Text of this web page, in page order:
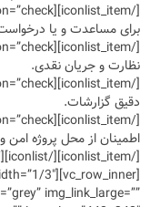
[/iconlist_item][iconlist_item circle_style=”” icon=”check”] تقاضا
و ساز.
[/iconlist_item][iconlist_item circle_style=”” icon=”check”] برنامه
[/iconlist_item][iconlist_item circle_style=”” icon=”check”] ثبت
[/iconlist_item][iconlist_item circle_style=”” icon=”check”] حصول
[/iconlist_item][/iconlist][/vc_column][vc_column width=”2/3″]
[vc_row_inner][vc_column_inner width=”1/